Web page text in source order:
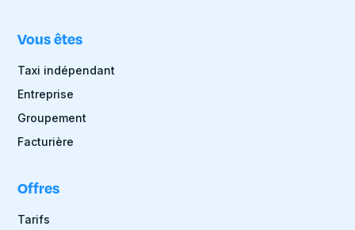
Vous êtes
Taxi indépendant
Entreprise
Groupement
Facturière
Offres
Tarifs